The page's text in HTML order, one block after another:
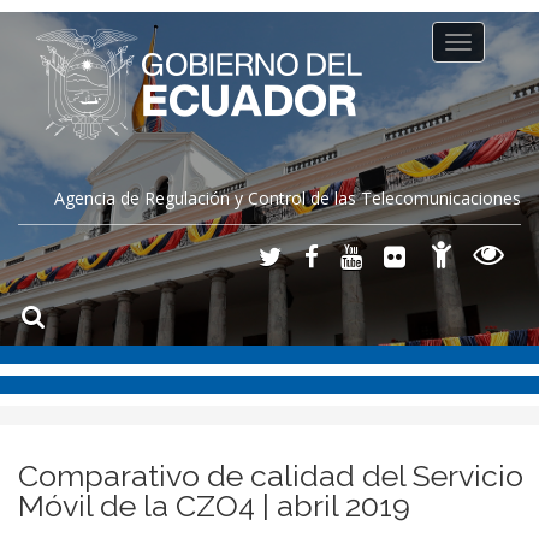
Agencia de Regulación y Control de las Telecomunicaciones
Toggle
navigation
Comparativo de calidad del Servicio
Móvil de la CZO4 | abril 2019